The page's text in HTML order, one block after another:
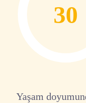
30
Yaşam